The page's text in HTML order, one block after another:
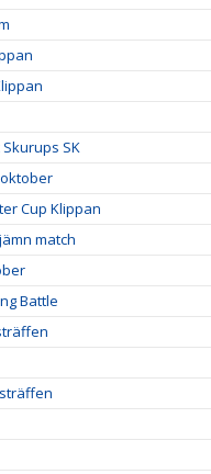
SK
Cup Klippan
match
Battle